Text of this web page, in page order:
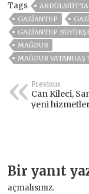
Tags
GAZIANTEP
GAZIANTEP
MAĞDUR
MAĞDUR
Previous
Can Kileci,
yeni
Bir yanıt
açmalısınız.